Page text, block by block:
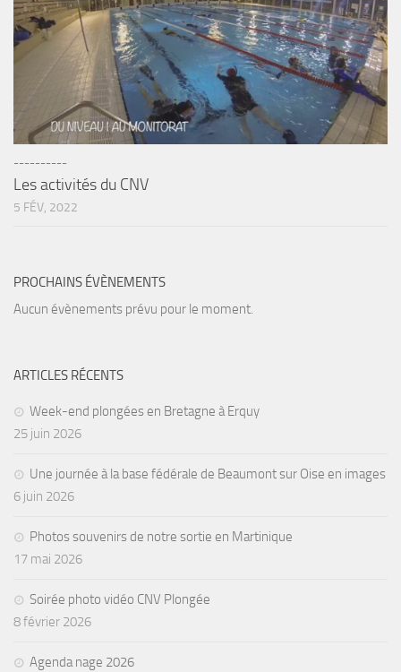
Sorties 2020
Sorties 2019
Sorties 2018
sorties 2017
Sorties 2016
Sorties 2015
Formations
Photo
Vidéo
Peinture
NAGE
NAP / NEV
Agenda
Les Palmes du Lac
Résultats Compétitions
MATERIEL
Section Matériel
----------
Les activités du CNV
5 FÉV, 2022
PROCHAINS ÉVÈNEMENTS
Aucun évènements prévu pour le moment.
ARTICLES RÉCENTS
Week-end plongées en Bretagne à Erquy
25 juin 2026
Une journée à la base fédérale de Beaumont sur Oise en images
6 juin 2026
Photos souvenirs de notre sortie en Martinique
17 mai 2026
Soirée photo vidéo CNV Plongée
8 février 2026
Agenda nage 2026